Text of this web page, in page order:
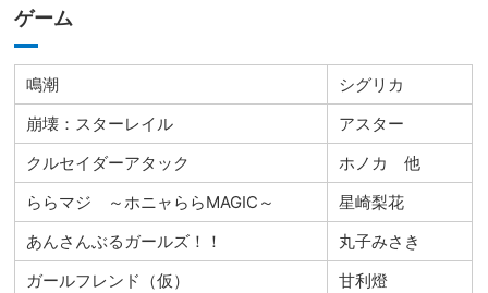
ゲーム
鳴潮
シグリカ
崩壊：スターレイル
アスター
クルセイダーアタック
ホノカ 他
ららマジ ～ホニャららMAGIC～
星崎梨花
あんさんぶるガールズ！！
丸子みさき
ガールフレンド（仮）
甘利燈